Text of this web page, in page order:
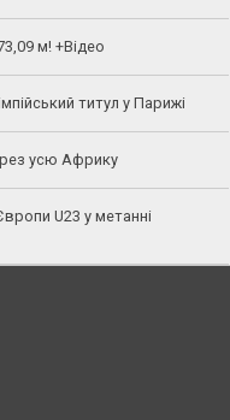
м! +Відео
титул у Парижі
усю Африку
U23 у метанні